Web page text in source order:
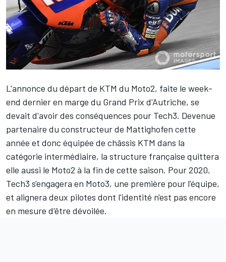
L'annonce du départ de KTM du Moto2, faite le week-
end dernier en marge du Grand Prix d'Autriche, se
devait d'avoir des conséquences pour Tech3. Devenue
partenaire du constructeur de Mattighofen cette
année et donc équipée de châssis KTM dans la
catégorie intermédiaire, la structure française quittera
elle aussi le Moto2 à la fin de cette saison. Pour 2020,
Tech3 s'engagera en Moto3, une première pour l'équipe,
et alignera deux pilotes dont l'identité n'est pas encore
en mesure d'être dévoilée.